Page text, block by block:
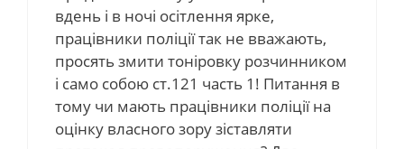
вдень і в ночі осітлення ярке,
працівники поліції так не вважають,
просять змити тоніровку розчинником
і само собою ст.121 часть 1! Питання в
тому чи мають працівники поліції на
оцінку власного зору зіставляти